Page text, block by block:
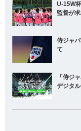
U-15W
監督が
侍ジャ
て
「侍ジ
デジタ